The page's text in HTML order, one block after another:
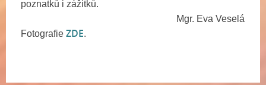
poznatků i zážitků.
Mgr. Eva Veselá
Fotografie ZDE.